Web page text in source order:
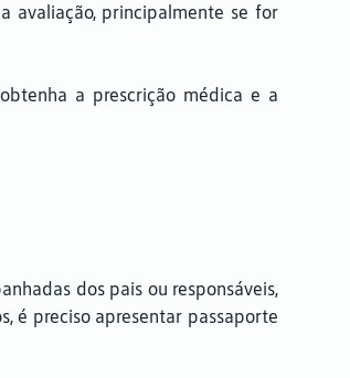
avaliação, principalmente se for
a prescrição médica e a
dos pais ou responsáveis,
é preciso apresentar passaporte